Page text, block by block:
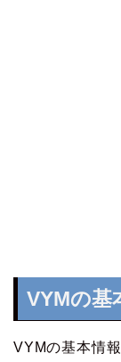
VYMの基
VYMの基本情